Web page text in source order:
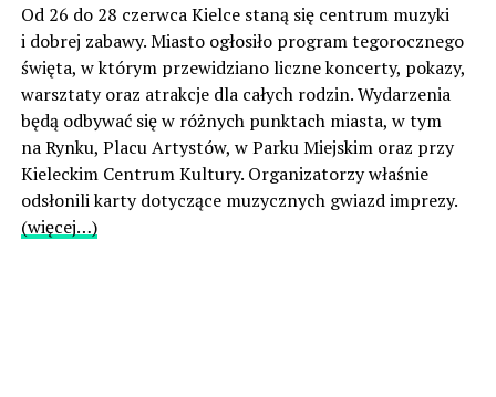
Od 26 do 28 czerwca Kielce staną się centrum muzyki
i dobrej zabawy. Miasto ogłosiło program tegorocznego
święta, w którym przewidziano liczne koncerty, pokazy,
warsztaty oraz atrakcje dla całych rodzin. Wydarzenia
będą odbywać się w różnych punktach miasta, w tym
na Rynku, Placu Artystów, w Parku Miejskim oraz przy
Kieleckim Centrum Kultury. Organizatorzy właśnie
odsłonili karty dotyczące muzycznych gwiazd imprezy.
(więcej…)